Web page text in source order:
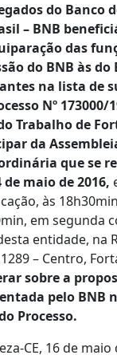
do Banco
– BNB
das
do BNB às do
na lista de
Nº 173000/
Trabalho de
da
que se
de maio de 2016,
às
em segunda
entidade, na
– Centro,
sobrea
pelo BNB
Processo.
CE, 16 de maio